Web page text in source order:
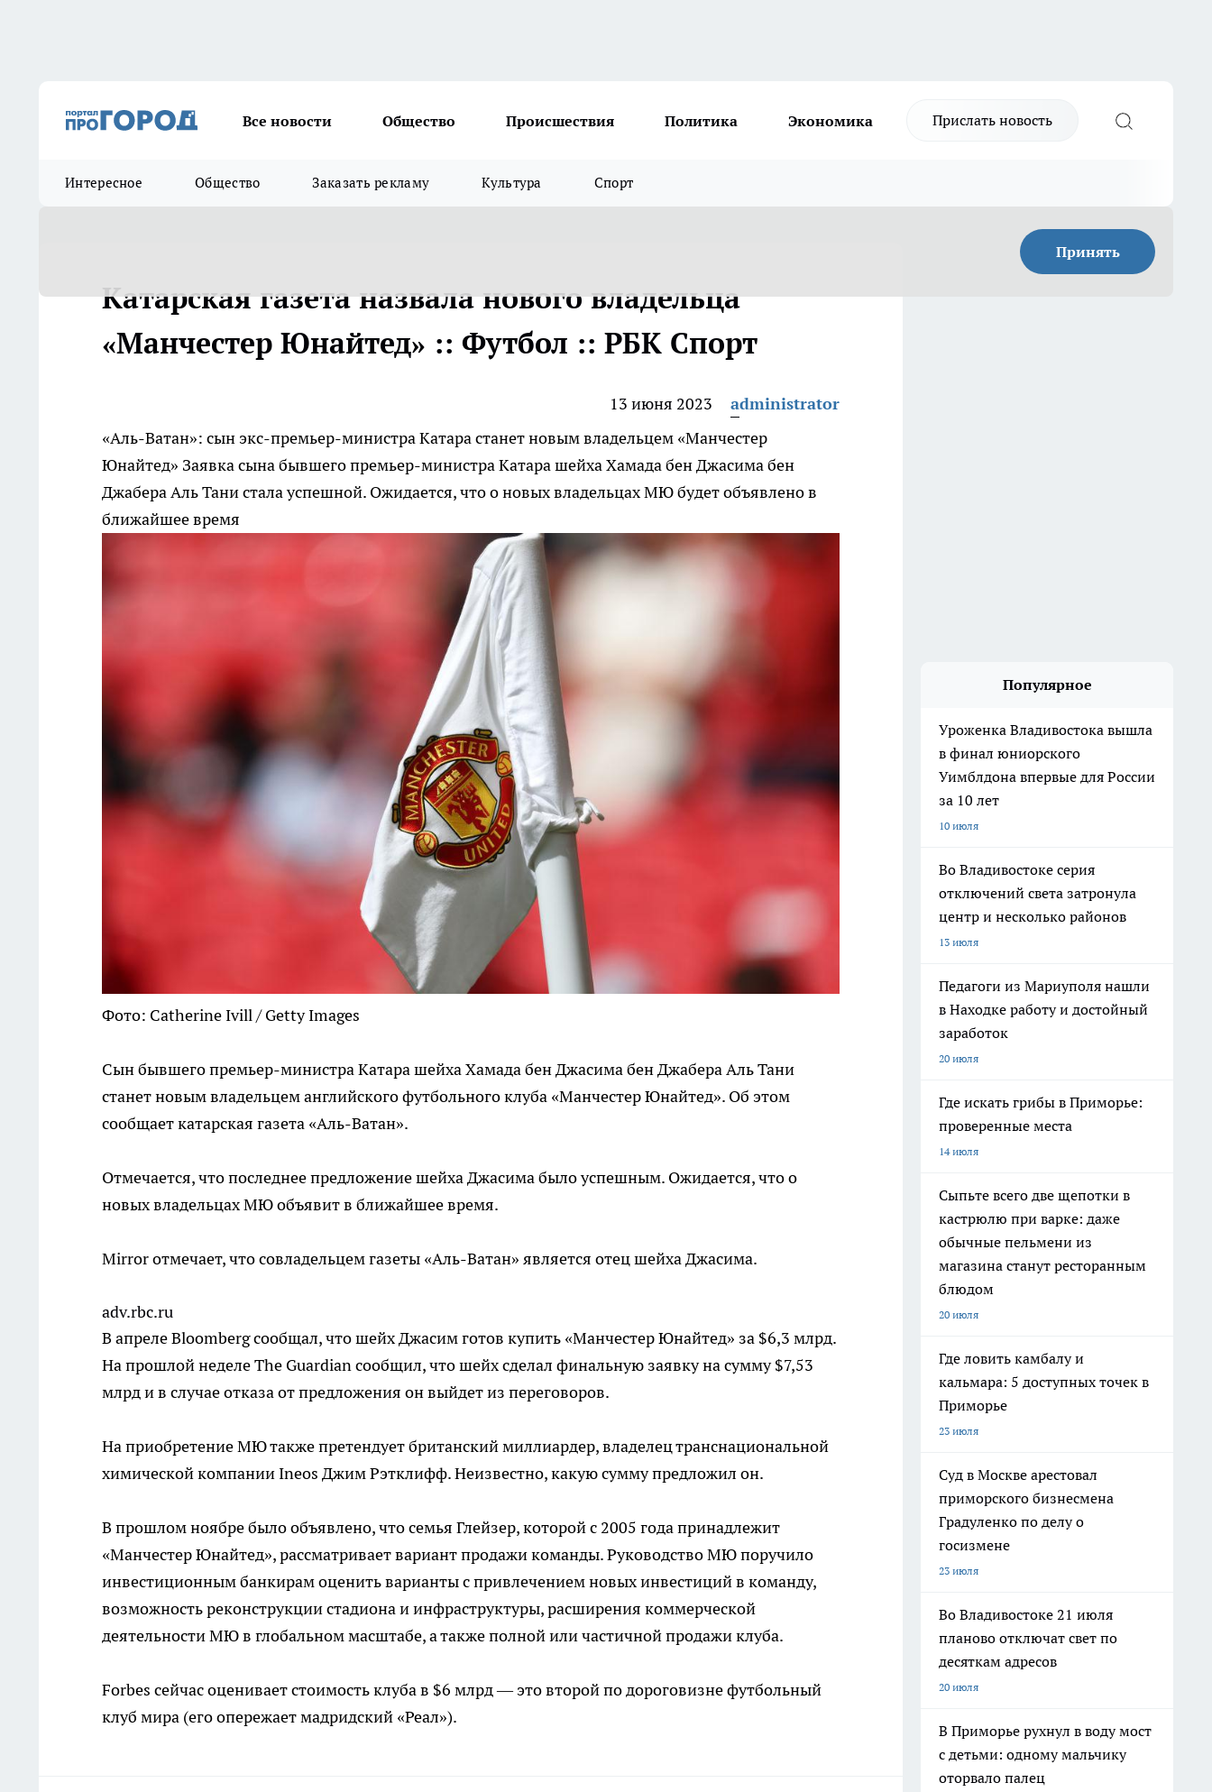
Все новости Общество Происшествия Политика Экономика Прислать новость
Интересное Общество Заказать рекламу Культура Спорт
Принять
Катарская газета назвала нового владельца
«Манчестер Юнайтед» :: Футбол :: РБК Спорт
13 июня 2023
administrator
«Аль-Ватан»: сын экс-премьер-министра Катара станет новым владельцем «Манчестер
Юнайтед» Заявка сына бывшего премьер-министра Катара шейха Хамада бен Джасима бен
Джабера Аль Тани стала успешной. Ожидается, что о новых владельцах МЮ будет объявлено в
ближайшее время
Фото: Catherine Ivill / Getty Images
Сын бывшего премьер-министра Катара шейха Хамада бен Джасима бен Джабера Аль Тани
станет новым владельцем английского футбольного клуба «Манчестер Юнайтед». Об этом
сообщает катарская газета «Аль-Ватан».
Отмечается, что последнее предложение шейха Джасима было успешным. Ожидается, что о
новых владельцах МЮ объявит в ближайшее время.
Mirror отмечает, что совладельцем газеты «Аль-Ватан» является отец шейха Джасима.
adv.rbc.ru
В апреле Bloomberg сообщал, что шейх Джасим готов купить «Манчестер Юнайтед» за $6,3 млрд.
На прошлой неделе The Guardian сообщил, что шейх сделал финальную заявку на сумму $7,53
млрд и в случае отказа от предложения он выйдет из переговоров.
На приобретение МЮ также претендует британский миллиардер, владелец транснациональной
химической компании Ineos Джим Рэтклифф. Неизвестно, какую сумму предложил он.
В прошлом ноябре было объявлено, что семья Глейзер, которой с 2005 года принадлежит
«Манчестер Юнайтед», рассматривает вариант продажи команды. Руководство МЮ поручило
инвестиционным банкирам оценить варианты с привлечением новых инвестиций в команду,
возможность реконструкции стадиона и инфраструктуры, расширения коммерческой
деятельности МЮ в глобальном масштабе, а также полной или частичной продажи клуба.
Forbes сейчас оценивает стоимость клуба в $6 млрд — это второй по дороговизне футбольный
клуб мира (его опережает мадридский «Реал»).
Популярное
Уроженка Владивостока вышла
в финал юниорского
Уимблдона впервые для России
за 10 лет
10 июля
Во Владивостоке серия
отключений света затронула
центр и несколько районов
13 июля
Педагоги из Мариуполя нашли
в Находке работу и достойный
заработок
20 июля
Где искать грибы в Приморье:
проверенные места
14 июля
Сыпьте всего две щепотки в
кастрюлю при варке: даже
обычные пельмени из
магазина станут ресторанным
блюдом
20 июля
Где ловить камбалу и
кальмара: 5 доступных точек в
Приморье
23 июля
Суд в Москве арестовал
приморского бизнесмена
Градуленко по делу о
госизмене
23 июля
Во Владивостоке 21 июля
планово отключат свет по
десяткам адресов
20 июля
В Приморье рухнул в воду мост
с детьми: одному мальчику
оторвало палец